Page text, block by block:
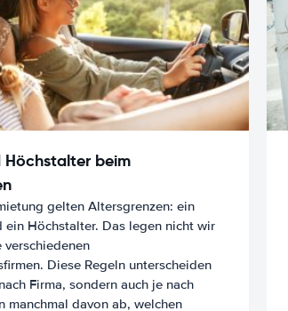
beim
gelten Altersgrenzen: ein
ein Höchstalter. Das legen nicht wir
Diese Regeln unterscheiden
Firma, sondern auch je nach
manchmal davon ab, welchen